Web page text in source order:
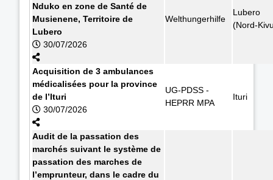
Nduko en zone de Santé de
Musienene, Territoire de
Lubero
30/07/2026
Welthungerhilfe
Lubero
(Nord-
Acquisition de 3 ambulances
médicalisées pour la province
de l’Ituri
30/07/2026
UG-PDSS -
HEPRR MPA
Ituri
Audit de la passation des
marchés suivant le système de
passation des marches de
l’emprunteur, dans le cadre du